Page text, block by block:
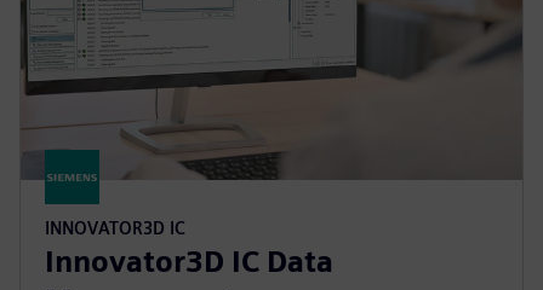
INNOVATOR3D IC
Innovator3D IC Data